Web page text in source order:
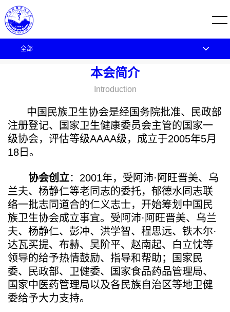
全部
您的位置：首页
本会简介
Introduction
中国民族卫生协会是经国务院批准、民政部
注册登记、国家卫生健康委员会主管的国家一
级协会，评估等级AAAA级，成立于2005年5月
18日。
协会创立：2001年，受阿沛·阿旺晋美、乌
兰夫、杨静仁等老同志的委托，郁德水同志联
络一批志同道合的仁义志士，开始筹划中国民
族卫生协会成立事宜。受阿沛·阿旺晋美、乌兰
夫、杨静仁、彭冲、洪学智、程思远、铁木尔·
达瓦买提、布赫、吴阶平、赵南起、白立忱等
领导的给予热情鼓励、指导和帮助；国家民
委、民政部、卫健委、国家食品药品管理局、
国家中医药管理局以及各民族自治区等地卫健
委给予大力支持。